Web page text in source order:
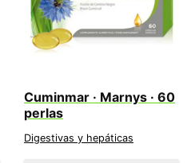
Cuminmar · Marnys · 60
perlas
Digestivas y hepáticas